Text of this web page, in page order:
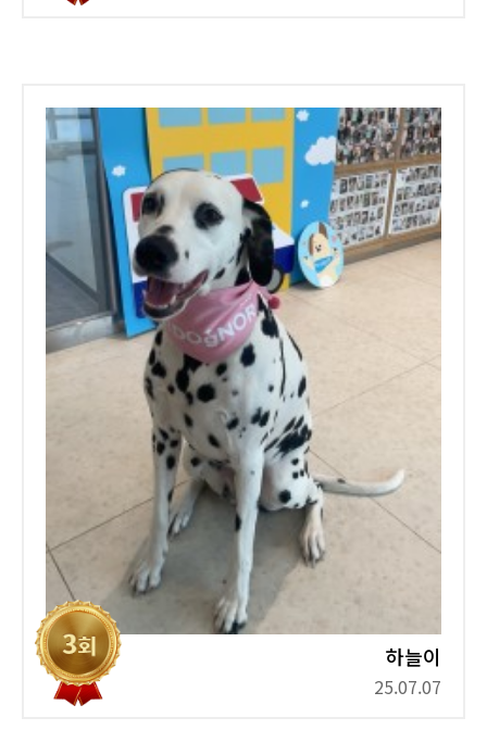
하늘이
25.07.07